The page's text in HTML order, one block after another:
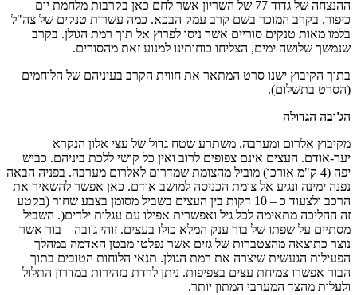
ההנצחה של גדוד 77 של השריון אשר לחם כאן בקרבות מלחמת יום
כיפור, בקרב המוכר בשם קרב עמק הבכא. כמה עשרות טנקים של צה"ל
בלמו מאות טנקים סוריים אשר ניסו לפרוץ אל תוך רמת הגולן. בקרב
שנמשך שלושה ימים, הצליחו כוחותינו למנוע זאת מהסורים.
בתוך הקיבוץ ישנו סרט המתאר את חווית הקרב בעיניהם של הלוחמים
(הסרט בתשלום).
הג'ובה הגדולה
מקיבוץ אלרום ומערבה, משתרע שטח גדול של עצי אלון הנקרא
יער-אודם. העצים אינם צפופים לרוב ואין כל קושי ללכת ביניהם. כביש
יפה (4 ק"מ אורכו) מוביל מהצומת שמדרום לאלרום מערבה. בפניה הבאה
נפנה ימינה ונגיע אל צומת הכניסה למושב אודם. כאן אפשר להשאיר את
הרכב ולצעוד כ – 10 דקות בין העצים בשביל מסומן בצבע שחור (בקטע
זה ההליכה מתאימה לכל גיל ואפשרית אפילו עם עגלות ילדים(. השביל
מסתיים על שפתו של בור ענק המלא כולו בעצים. זוהי ג'ובה – בור אשר
נוצר כתוצאה מהצטברות של גזים אשר נפלטו מבטן האדמה במהלך
הפעילות הגעשית שיצרה את רמת הגולן. תנאי הלוחות הטובים בתוך
הבור אפשרו צמיחת עצים בצפיפות. ניתן לרדת בזהירות במדרון התלול
ולעלות מהצד המערבי המתון יותר.